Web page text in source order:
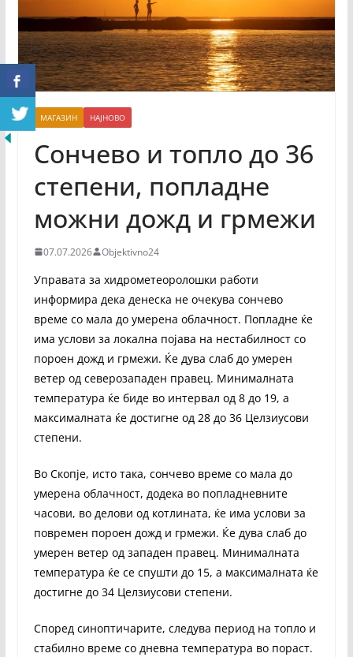
МАГАЗИН НАЈНОВО
Сончево и топло до 36
степени, попладне
можни дожд и грмежи
07.07.2026 Objektivno24
Управата за хидрометеоролошки работи
информира дека денеска не очекува сончево
време со мала до умерена облачност. Попладне ќе
има услови за локална појава на нестабилност со
пороен дожд и грмежи. Ќе дува слаб до умерен
ветер од северозападен правец. Минималната
температура ќе биде во интервал од 8 до 19, а
максималната ќе достигне од 28 до 36 Целзиусови
степени.
Во Скопје, исто така, сончево време со мала до
умерена облачност, додека во попладневните
часови, во делови од котлината, ќе има услови за
повремен пороен дожд и грмежи. Ќе дува слаб до
умерен ветер од западен правец. Минималната
температура ќе се спушти до 15, а максималната ќе
достигне до 34 Целзиусови степени.
Според синоптичарите, следува период на топло и
стабилно време со дневна температура во пораст.